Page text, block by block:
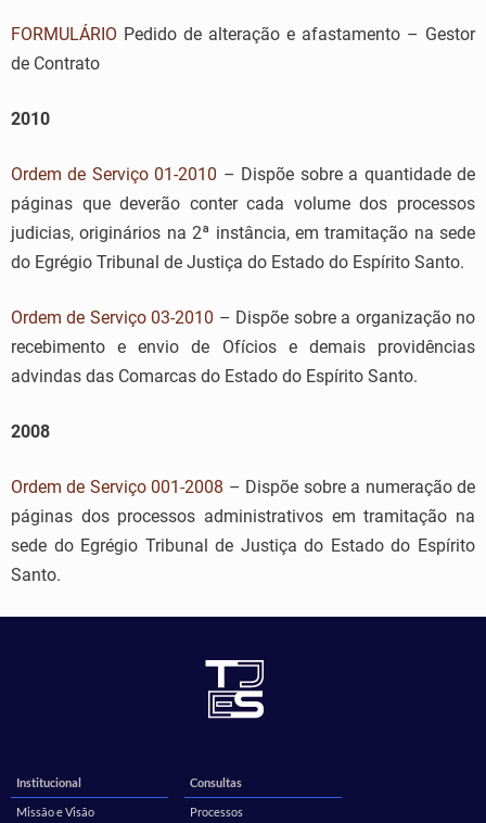
FORMULÁRIO Pedido de alteração e afastamento – Gestor
de Contrato
2010
Ordem de Serviço 01-2010 – Dispõe sobre a quantidade de
páginas que deverão conter cada volume dos processos
judicias, originários na 2ª instância, em tramitação na sede
do Egrégio Tribunal de Justiça do Estado do Espírito Santo.
Ordem de Serviço 03-2010 – Dispõe sobre a organização no
recebimento e envio de Ofícios e demais providências
advindas das Comarcas do Estado do Espírito Santo.
2008
Ordem de Serviço 001-2008 – Dispõe sobre a numeração de
páginas dos processos administrativos em tramitação na
sede do Egrégio Tribunal de Justiça do Estado do Espírito
Santo.
Institucional
Missão e Visão
Consultas
Processos